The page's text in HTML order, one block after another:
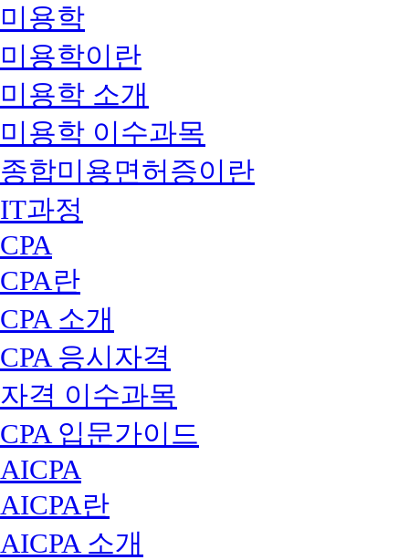
미용학
미용학이란
미용학 소개
미용학 이수과목
종합미용면허증이란
IT과정
CPA
CPA란
CPA 소개
CPA 응시자격
자격 이수과목
CPA 입문가이드
AICPA
AICPA란
AICPA 소개